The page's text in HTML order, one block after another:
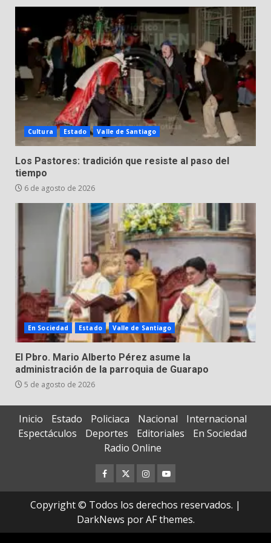
Cultura Estado Valle de Santiago
Los Pastores: tradición que resiste al paso del
tiempo
6 de agosto de 2026
En Sociedad Estado Valle de Santiago
El Pbro. Mario Alberto Pérez asume la
administración de la parroquia de Guarapo
5 de agosto de 2026
Inicio Estado Policiaca Nacional
Internacional
Espectáculos
Deportes Editoriales
En Sociedad
Radio Online
Facebook
TwitterInstagram
Youtube
Copyright © Todos los derechos reservados. |
DarkNews por AF themes.